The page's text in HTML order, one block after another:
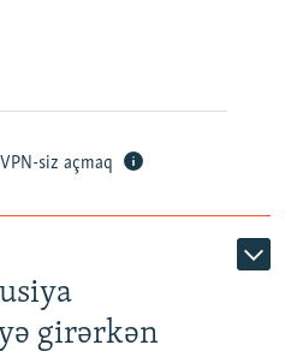
VPN-siz açmaq
girərkən